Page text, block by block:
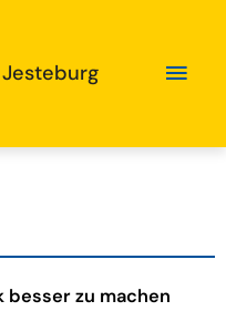
besser zu machen